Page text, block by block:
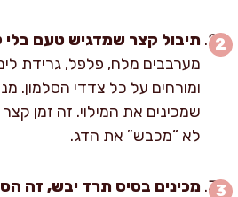
תיבול קצר שמדגיש טעם
מערבבים מלח, פלפל, גרידת
שמכינים את המילוי. זה זמן
לא “מכבש” את הדג.
מכינים בסיס תרד יבש, זה